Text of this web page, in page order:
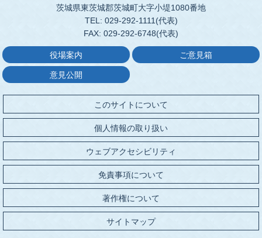
茨城県東茨城郡茨城町大字小堤1080番地
TEL: 029-292-1111(代表)
FAX: 029-292-6748(代表)
役場案内 ご意見箱
意見公開
このサイトについて
個人情報の取り扱い
ウェブアクセシビリティ
免責事項について
著作権について
サイトマップ